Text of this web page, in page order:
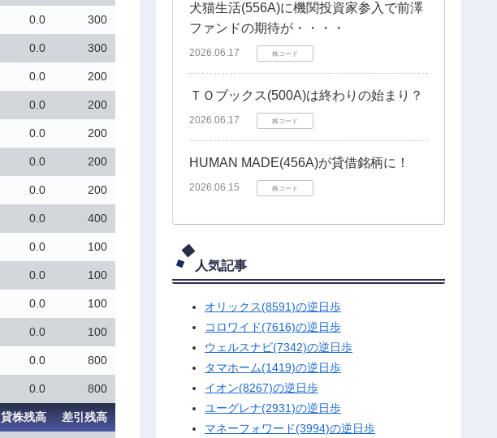
0.0 300
0.0 300
0.0 200
0.0 200
0.0 200
0.0 200
0.0 200
0.0 400
0.0 100
0.0 100
0.0 100
0.0 100
0.0 800
0.0 800
貸株残高 差引残高
犬猫生活(556A)に機関投資家参入で前澤
ファンドの期待が・・・・
2026.06.17 株コード
ＴＯブックス(500A)は終わりの始まり？
2026.06.17 株コード
HUMAN MADE(456A)が貸借銘柄に！
2026.06.15 株コード
人気記事
オリックス(8591)の逆日歩
コロワイド(7616)の逆日歩
ウェルスナビ(7342)の逆日歩
タマホーム(1419)の逆日歩
イオン(8267)の逆日歩
ユーグレナ(2931)の逆日歩
マネーフォワード(3994)の逆日歩